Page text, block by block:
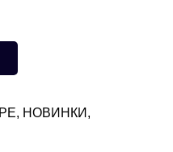
, НОВИНКИ ,